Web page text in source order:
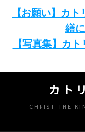
【お願い】カ
繕
【写真集】カ
content
カト
CHRIST THE